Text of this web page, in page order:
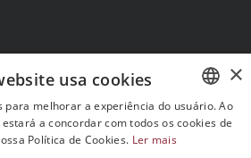
sociais:
PORTUGUESE
×
usa cookies
para melhorar a experiência do usuário. Ao
a concordar com todos os cookies de
Política de Cookies. Ler mais